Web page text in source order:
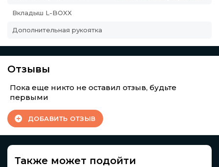
Вкладыш L-BOXX
Дополнительная рукоятка
Отзывы
Пока еще никто не оставил отзыв, будьте
первыми
ДОБАВИТЬ ОТЗЫВ
Также может подойти